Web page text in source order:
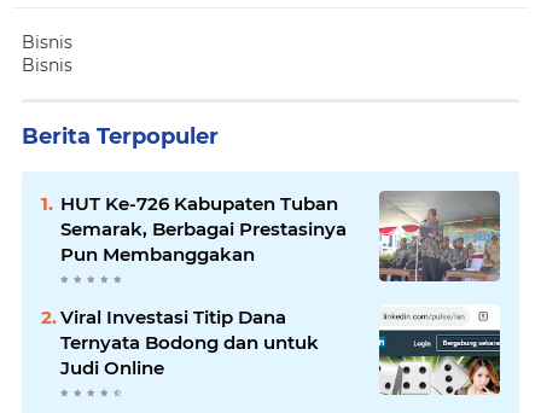
Bisnis
Bisnis
Berita Terpopuler
HUT Ke-726 Kabupaten Tuban
Semarak, Berbagai Prestasinya
Pun Membanggakan
Viral Investasi Titip Dana
Ternyata Bodong dan untuk
Judi Online